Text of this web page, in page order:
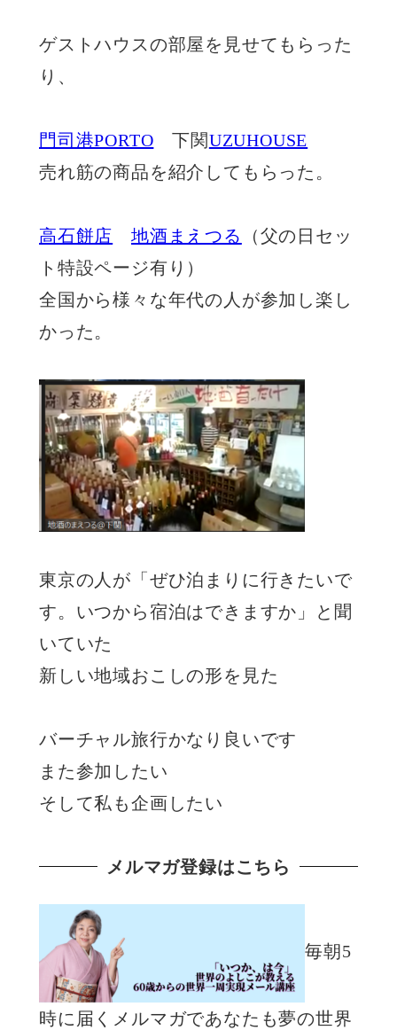
ゲストハウスの部屋を見せてもらった
り、
門司港PORTO 下関UZUHOUSE
売れ筋の商品を紹介してもらった。
高石餅店 地酒まえつる
（父の日セッ
ト特設ページ有り）
全国から様々な年代の人が参加し楽し
かった。
東京の人が「ぜひ泊まりに行きたいで
す。いつから宿泊はできますか」と聞
いていた
新しい地域おこしの形を見た
バーチャル旅行かなり良いです
また参加したい
そして私も企画したい
メルマガ登録はこちら
毎朝5
時に届くメルマガであなたも夢の世界